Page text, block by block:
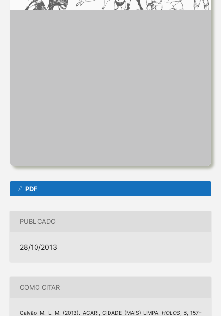
PDF
PUBLICADO
28/10/2013
COMO CITAR
Galvão, M. L. M. (2013). ACARI, CIDADE (MAIS) LIMPA.HOLOS, 5, 157–